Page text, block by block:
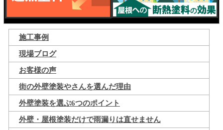
施工事例
現場ブログ
お客様の声
街の外壁塗装やさんを選んだ理由
外壁塗装を選ぶ6つのポイント
外壁・屋根塗装だけで雨漏りは直せません